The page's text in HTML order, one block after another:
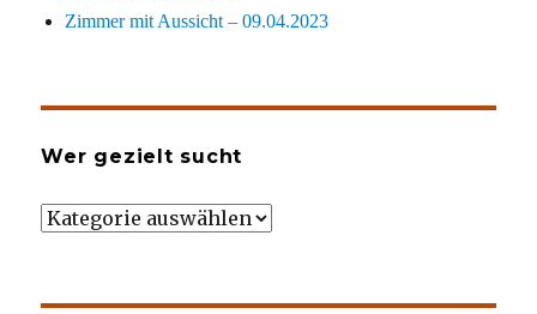
Zimmer mit Aussicht – 09.04.2023
Wer gezielt sucht
Wer